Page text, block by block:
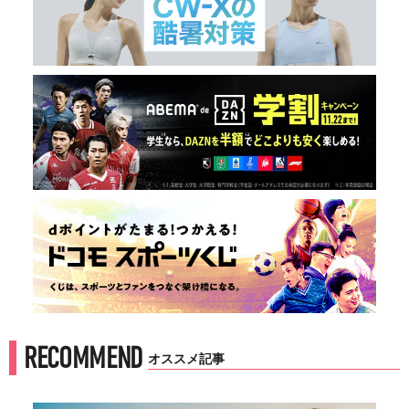
RECOMMEND オススメ記事